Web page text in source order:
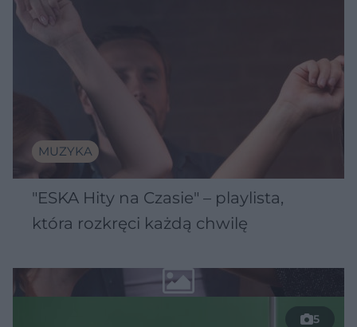
MUZYKA
"ESKA Hity na Czasie" – playlista,
która rozkręci każdą chwilę
5